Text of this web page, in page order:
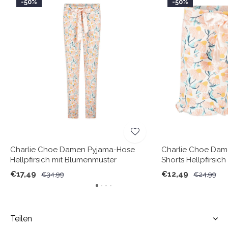
-50%
Charlie Choe Damen Pyjama-Hose
Hellpfirsich mit Blumenmuster
€17,49
€34,99
-50%
Charlie Choe
Shorts
€12,49
€24,99
Teilen